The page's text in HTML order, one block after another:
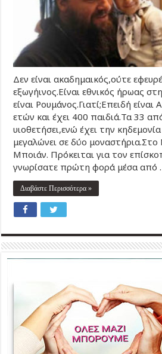
Δεν είναι ακαδημαικός,ούτε
εξωγήινος.Είναι εθνικός ήρωας
είναι Ρουμάνος.Γιατί;Επειδή
ετών και έχει 400 παιδιά.Τα 33
υιοθετήσει,ενώ έχει την
μεγαλώνει σε δύο
Μποιάν. Πρόκειται για τον
γνωρίσατε πρώτη φορά μέσα από
Διαβάστε Περισσότερα »